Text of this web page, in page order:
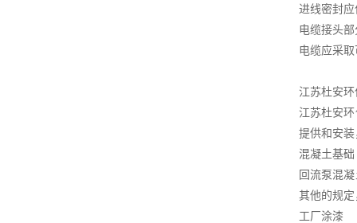
进线密封
电缆接头
电缆应采
江苏杜安
江苏杜安
提供和安
混凝土基础
回流泵混
其他的规
工厂涂漆